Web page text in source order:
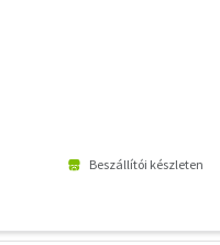
Beszállítói készleten